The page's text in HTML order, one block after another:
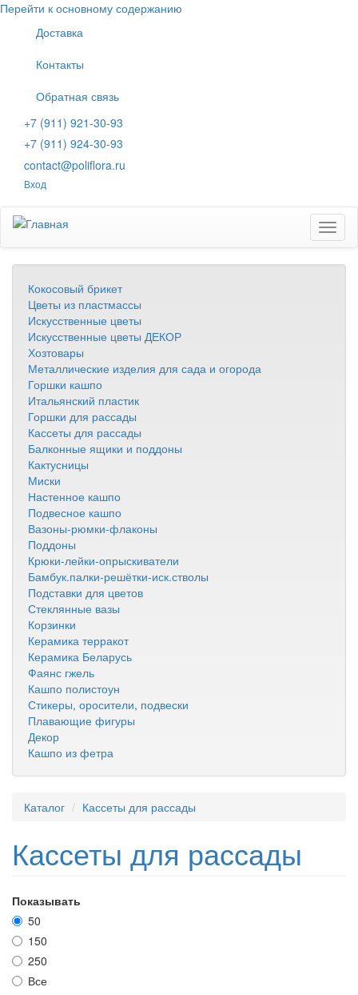
Перейти к основному содержанию
Доставка
Контакты
Обратная связь
+7 (911) 921-30-93
+7 (911) 924-30-93
contact@poliflora.ru
Вход
Кокосовый брикет
Цветы из пластмассы
Искусственные цветы
Искусственные цветы ДЕКОР
Хозтовары
Металлические изделия для сада и огорода
Горшки кашпо
Итальянский пластик
Горшки для рассады
Кассеты для рассады
Балконные ящики и поддоны
Кактусницы
Миски
Настенное кашпо
Подвесное кашпо
Вазоны-рюмки-флаконы
Поддоны
Крюки-лейки-опрыскиватели
Бамбук.палки-решётки-иск.стволы
Подставки для цветов
Стеклянные вазы
Корзинки
Керамика терракот
Керамика Беларусь
Фаянс гжель
Кашпо полистоун
Стикеры, оросители, подвески
Плавающие фигуры
Декор
Кашпо из фетра
Каталог Кассеты для рассады
Кассеты для рассады
Показывать
50
150
250
Все